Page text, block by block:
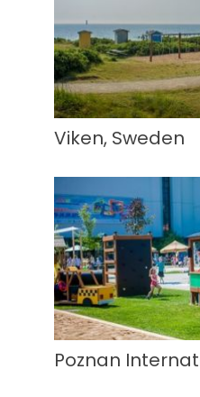
Viken, Sweden
Poznan